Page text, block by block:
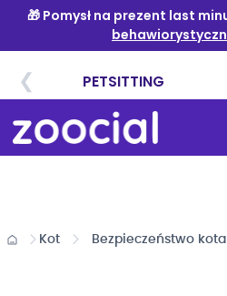
do
treści
Kot Bezpieczeństwo kota